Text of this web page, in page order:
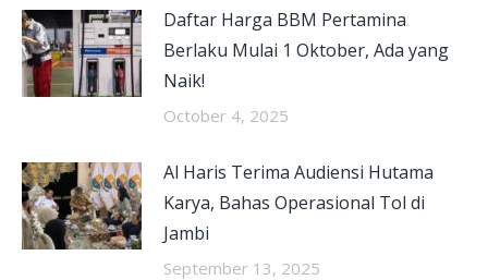
Daftar Harga BBM Pertamina
Berlaku Mulai 1 Oktober, Ada yang
Naik!
October 4, 2025
Al Haris Terima Audiensi Hutama
Karya, Bahas Operasional Tol di
Jambi
September 13, 2025